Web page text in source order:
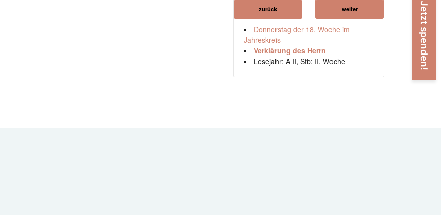
zurück weiter
Donnerstag der 18. Woche im
Jahreskreis
Verklärung des Herrn
Lesejahr: A II, Stb: II. Woche
Jetzt spenden!